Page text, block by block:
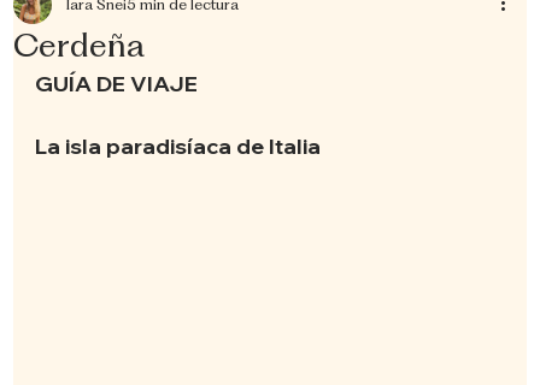
Cerdeña
Iara Snei5 min de lectura
GUÍA DE VIAJE
La isla paradisíaca de Italia